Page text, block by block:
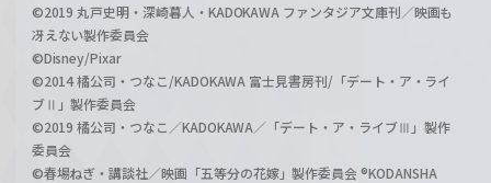
©2019 丸戸史明・深崎暮人・KADOKAWA ファンタジア文庫刊／映画も
冴えない製作委員会
©Disney/Pixar
©2014 橘公司・つなこ/KADOKAWA 富士見書房刊/「デート・ア・ライ
ブⅡ」製作委員会
©2019 橘公司・つなこ／KADOKAWA／「デート・ア・ライブⅢ」製作
委員会
©春場ねぎ・講談社／映画「五等分の花嫁」製作委員会 ®KODANSHA